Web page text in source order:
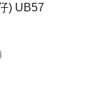
) UB57